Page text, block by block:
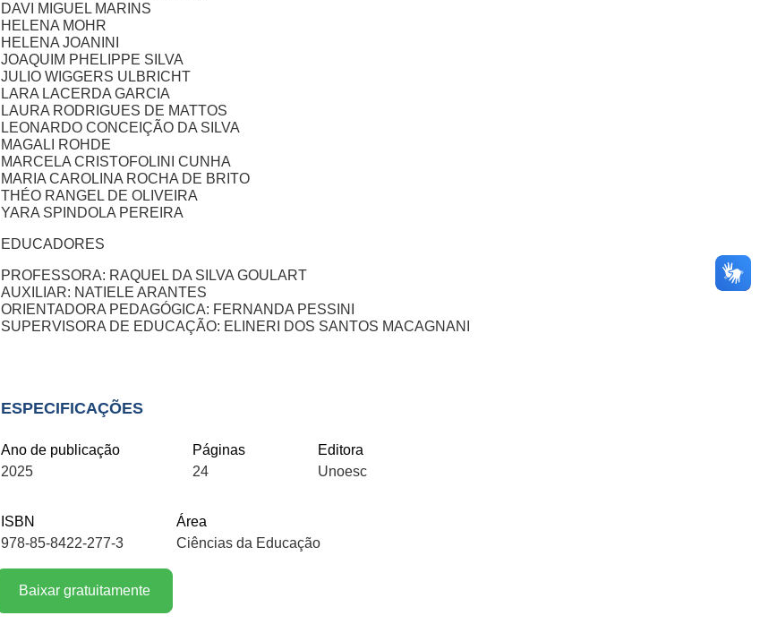
DAVI MIGUEL MARINS
HELENA MOHR
HELENA JOANINI
JOAQUIM PHELIPPE SILVA
JULIO WIGGERS ULBRICHT
LARA LACERDA GARCIA
LAURA RODRIGUES DE MATTOS
LEONARDO CONCEIÇÃO DA SILVA
MAGALI ROHDE
MARCELA CRISTOFOLINI CUNHA
MARIA CAROLINA ROCHA DE BRITO
THÉO RANGEL DE OLIVEIRA
YARA SPINDOLA PEREIRA
EDUCADORES
PROFESSORA: RAQUEL DA SILVA GOULART
AUXILIAR: NATIELE ARANTES
ORIENTADORA PEDAGÓGICA: FERNANDA PESSINI
SUPERVISORA DE EDUCAÇÃO: ELINERI DOS SANTOS MACAGNANI
ESPECIFICAÇÕES
Ano de publicação
2025
Páginas
24
Editora
Unoesc
ISBN
978-85-8422-277-3
Área
Ciências da Educação
Baixar gratuitamente